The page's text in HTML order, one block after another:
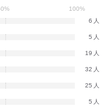
100%
6
5
19
32
25
5